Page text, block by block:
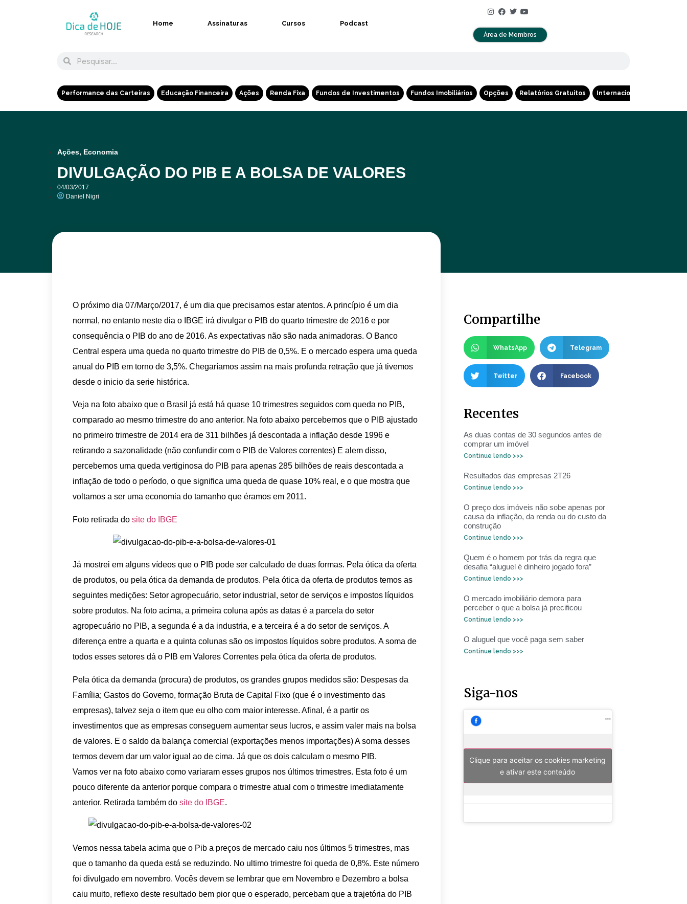
Home Assinaturas Cursos Podcast
Área de Membros
Performance das Carteiras Educação Financeira Ações Renda Fixa Fundos de Investimentos Fundos Imobiliários Opções Relatórios Gratuitos Internacional
Ações, Economia
DIVULGAÇÃO DO PIB E A BOLSA DE VALORES
04/03/2017
Daniel Nigri
O próximo dia 07/Março/2017, é um dia que precisamos estar atentos. A princípio é um dia
normal, no entanto neste dia o IBGE irá divulgar o PIB do quarto trimestre de 2016 e por
consequência o PIB do ano de 2016. As expectativas não são nada animadoras. O Banco
Central espera uma queda no quarto trimestre do PIB de 0,5%. E o mercado espera uma queda
anual do PIB em torno de 3,5%. Chegaríamos assim na mais profunda retração que já tivemos
desde o inicio da serie histórica.
Veja na foto abaixo que o Brasil já está há quase 10 trimestres seguidos com queda no PIB,
comparado ao mesmo trimestre do ano anterior. Na foto abaixo percebemos que o PIB ajustado
no primeiro trimestre de 2014 era de 311 bilhões já descontada a inflação desde 1996 e
retirando a sazonalidade (não confundir com o PIB de Valores correntes) E alem disso,
percebemos uma queda vertiginosa do PIB para apenas 285 bilhões de reais descontada a
inflação de todo o período, o que significa uma queda de quase 10% real, e o que mostra que
voltamos a ser uma economia do tamanho que éramos em 2011.
Foto retirada do site do IBGE
Já mostrei em alguns vídeos que o PIB pode ser calculado de duas formas. Pela ótica da oferta
de produtos, ou pela ótica da demanda de produtos. Pela ótica da oferta de produtos temos as
seguintes medições: Setor agropecuário, setor industrial, setor de serviços e impostos líquidos
sobre produtos. Na foto acima, a primeira coluna após as datas é a parcela do setor
agropecuário no PIB, a segunda é a da industria, e a terceira é a do setor de serviços. A
diferença entre a quarta e a quinta colunas são os impostos líquidos sobre produtos. A soma de
todos esses setores dá o PIB em Valores Correntes pela ótica da oferta de produtos.
Pela ótica da demanda (procura) de produtos, os grandes grupos medidos são: Despesas da
Família; Gastos do Governo, formação Bruta de Capital Fixo (que é o investimento das
empresas), talvez seja o item que eu olho com maior interesse. Afinal, é a partir os
investimentos que as empresas conseguem aumentar seus lucros, e assim valer mais na bolsa
de valores. E o saldo da balança comercial (exportações menos importações) A soma desses
termos devem dar um valor igual ao de cima. Já que os dois calculam o mesmo PIB.
Vamos ver na foto abaixo como variaram esses grupos nos últimos trimestres. Esta foto é um
pouco diferente da anterior porque compara o trimestre atual com o trimestre imediatamente
anterior. Retirada também do site do IBGE.
Vemos nessa tabela acima que o Pib a preços de mercado caiu nos últimos 5 trimestres, mas
que o tamanho da queda está se reduzindo. No ultimo trimestre foi queda de 0,8%. Este número
foi divulgado em novembro. Vocês devem se lembrar que em Novembro e Dezembro a bolsa
caiu muito, reflexo deste resultado bem pior que o esperado, percebam que a trajetória do PIB
Compartilhe
WhatsApp Telegram
Twitter Facebook
Recentes
As duas contas de 30 segundos antes de
comprar um imóvel
Continue lendo >>>
Resultados das empresas 2T26
Continue lendo >>>
O preço dos imóveis não sobe apenas por
causa da inflação, da renda ou do custo da
construção
Continue lendo >>>
Quem é o homem por trás da regra que
desafia “aluguel é dinheiro jogado fora”
Continue lendo >>>
O mercado imobiliário demora para
perceber o que a bolsa já precificou
Continue lendo >>>
O aluguel que você paga sem saber
Continue lendo >>>
Siga-nos
Clique para aceitar os cookies marketing
e ativar este conteúdo